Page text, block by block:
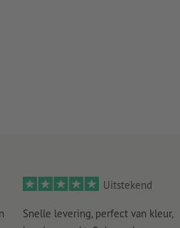
Uitstekend
Snelle levering, perfect van kleur,